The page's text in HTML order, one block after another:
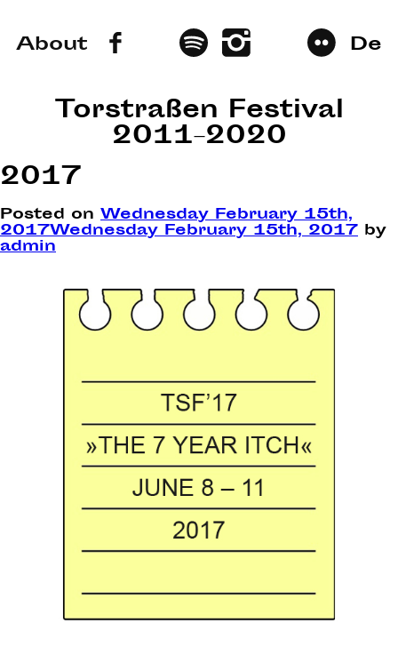
About De
Torstraßen Festival
2011–2020
2017
Posted on Wednesday February 15th,
2017Wednesday February 15th, 2017 by
admin